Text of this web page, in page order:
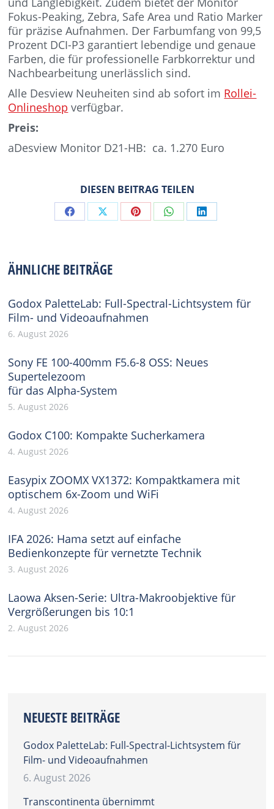
Fokus-Peaking, Zebra, Safe Area und Ratio Marker
für präzise Aufnahmen. Der Farbumfang von 99,5
Prozent DCI-P3 garantiert lebendige und genaue
Farben, die für professionelle Farbkorrektur und
Nachbearbeitung unerlässlich sind.
Alle Desview Neuheiten sind ab sofort im Rollei-
Onlineshop verfügbar.
Preis:
aDesview Monitor D21-HB: ca. 1.270 Euro
DIESEN BEITRAG TEILEN
Share Share Share Share Share
ÄHNLICHE BEITRÄGE
Godox PaletteLab: Full-Spectral-Lichtsystem für
Film- und Videoaufnahmen
6. August 2026
Sony FE 100-400mm F5.6-8 OSS: Neues
Supertelezoom
für das Alpha-System
5. August 2026
Godox C100: Kompakte Sucherkamera
4. August 2026
Easypix ZOOMX VX1372: Kompaktkamera mit
optischem 6x-Zoom und WiFi
4. August 2026
IFA 2026: Hama setzt auf einfache
Bedienkonzepte für vernetzte Technik
3. August 2026
Laowa Aksen-Serie: Ultra-Makroobjektive für
Vergrößerungen bis 10:1
2. August 2026
NEUESTE BEITRÄGE
Godox PaletteLab: Full-Spectral-Lichtsystem für
Film- und Videoaufnahmen
6. August 2026
Transcontinenta übernimmt